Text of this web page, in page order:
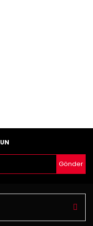
Gönder